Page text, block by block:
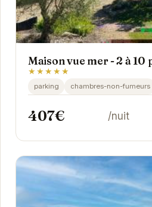
Maison vue mer - 2 à 10
★★★★★
parking chambres-non-fumeurs
407€ /nuit